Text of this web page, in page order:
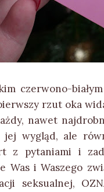
czerwono-
rzut oka
nawet
jej wygląd, ale
z pytaniami i
Was i Waszego
seksualnej,